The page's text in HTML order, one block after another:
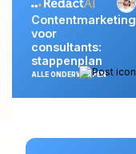
Contentmarketing
voor
consultants:
stappenplan
ALLE ONDERWERPEN